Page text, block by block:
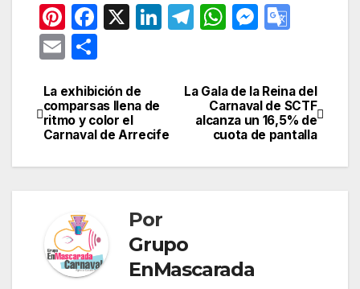
Pi
nt
er
e
st
F
e
b
o
o
X
Li
n
T
gr
a
m
W
s
A
p
p
M
s
e
n
g
gl
e
Tr
a
E
ail m
p
ar
tir
Navegación
de
entradas
La Gala de la Reina del
Carnaval de SCTF
alcanza un 16,5% de
cuota de pantalla
La exhibición de
comparsas llena de
ritmo y color el
Carnaval de Arrecife
Por
Grupo
EnMascarada